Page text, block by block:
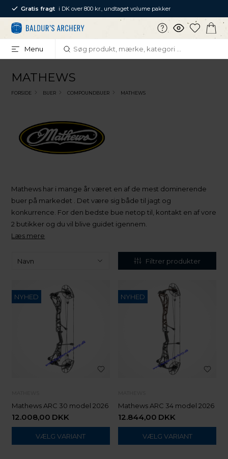
Gratis fragt i DK over 800 kr., undtaget volume pakker
Menu
MATHEWS
FORSIDE BUER COMPOUNDBUER MATHEWS
Mathews har i mange år været en af de mest dominerende
buer på markedet . Det være sig både til jagt og
konkurrence. For den bedste bue netop til, kontakt en af vore
2 butikker og du vil blive guidet igennem.
Læs mere
Filtrer produkter
NYHED
Mathews ARC 30 model 2026
12.008,00 DKK
VÆLG VARIANT
NYHED
Mathews ARC 34 model 2026
12.844,00 DKK
VÆLG VARIANT